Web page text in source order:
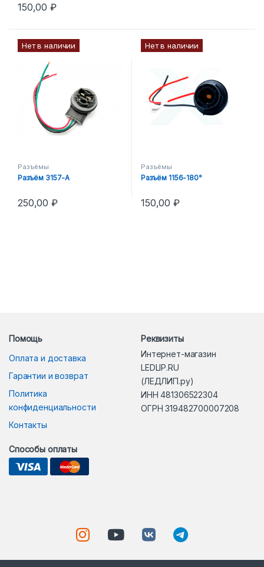
150,00₽
Нет в наличии
Разъёмы
Разъём 3157-A
250,00₽
Нет в наличии
Разъёмы
Разъём 1156-180°
150,00₽
Помощь
Оплата и доставка
Гарантии и возврат
Политика
конфиденциальности
Контакты
Реквизиты
Интернет-магазин
LEDLIP.RU
(ЛЕДЛИП.ру)
ИНН 481306522304
ОГРН 319482700007208
Способы оплаты